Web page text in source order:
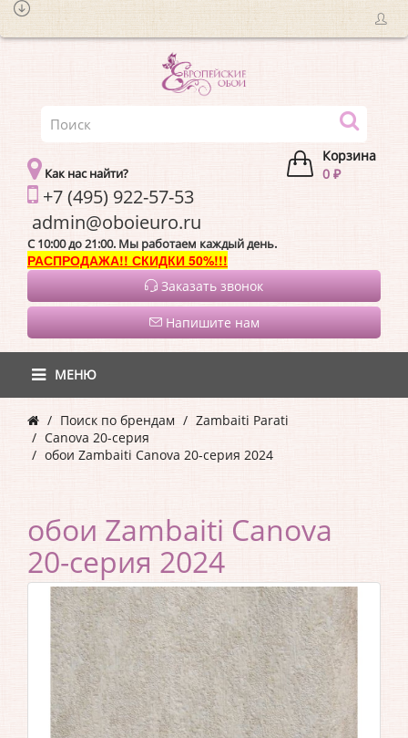
Корзина
0 ₽
Как нас найти?
+7 (495) 922-57-53
C 10:00 до 21:00. Мы работаем каждый день.
РАСПРОДАЖА!! СКИДКИ 50%!!!
Заказать звонок
Напишите нам
МЕНЮ
Поиск по брендам
Zambaiti Parati
Canova 20-серия
обои Zambaiti Canova 20-серия 2024
обои Zambaiti Canova
20-серия 2024